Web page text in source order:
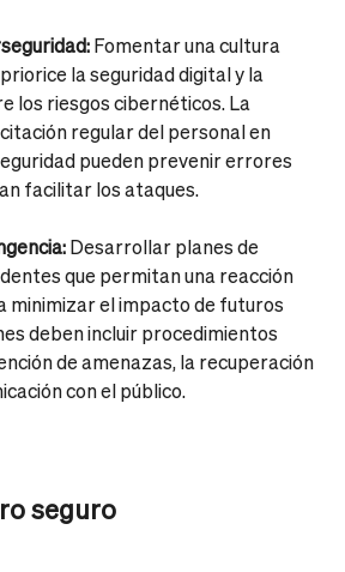
Fomentar una cultura
la seguridad digital y la
los riesgos cibernéticos. La
regular del personal en
pueden prevenir errores
facilitar los ataques.
Desarrollar planes de
que permitan una reacción
minimizar el impacto de futuros
deben incluir procedimientos
de amenazas, la recuperación
con el público.
seguro